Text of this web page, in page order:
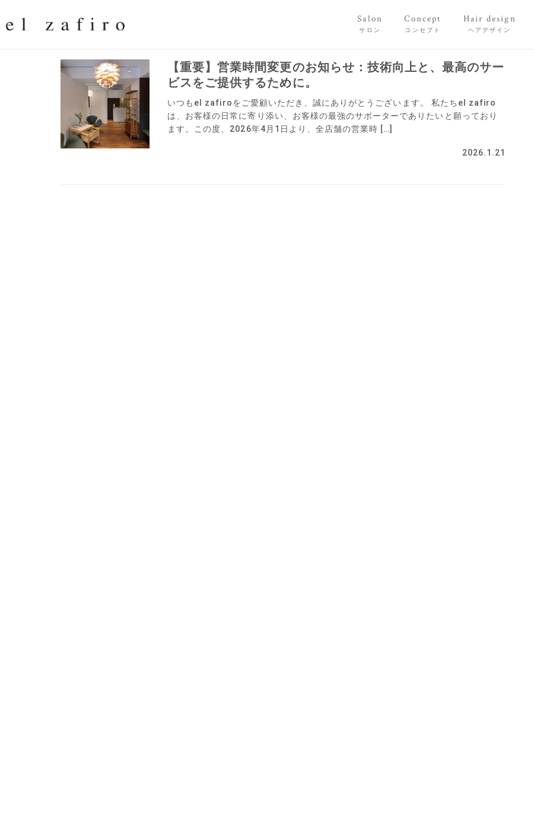
Salon
サロン
Concept
コンセプト
Hair design
ヘアデザイン
【重要】営業時間変更のお知らせ：技術向上と、最高のサー
ビスをご提供するために。
いつもel zafiroをご愛顧いただき、誠にありがとうございます。 私たちel zafiro
は、お客様の日常に寄り添い、お客様の最強のサポーターでありたいと願っており
ます。この度、2026年4月1日より、全店舗の営業時 […]
2026.1.21